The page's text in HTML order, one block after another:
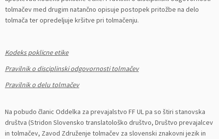
tolmačev med drugim natančno opisuje postopek pritožbe na delo
tolmača ter opredeljuje kršitve pri tolmačenju.
Kodeks poklicne etike
Pravilnik o disciplinski odgovornosti tolmačev
Pravilnik o delu tolmačev
Na pobudo članic Oddelka za prevajalstvo FF UL pa so štiri stanovska
društva (Stridon Slovensko translatološko društvo, Društvo prevajalcev
in tolmačev, Zavod Združenje tolmačev za slovenski znakovni jezik in